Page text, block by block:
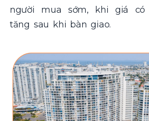
người mua sớm, khi giá
tăng sau khi bàn giao.